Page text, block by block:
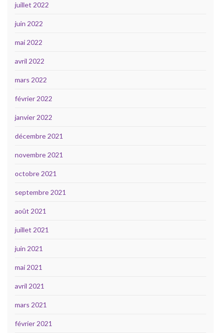
juillet 2022
juin 2022
mai 2022
avril 2022
mars 2022
février 2022
janvier 2022
décembre 2021
novembre 2021
octobre 2021
septembre 2021
août 2021
juillet 2021
juin 2021
mai 2021
avril 2021
mars 2021
février 2021